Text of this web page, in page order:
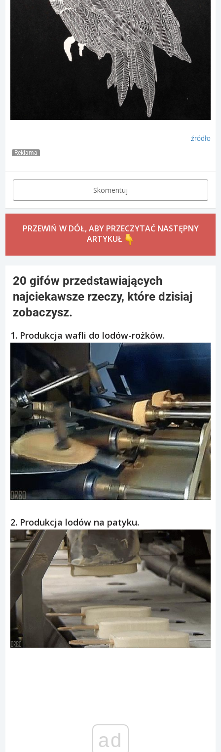
źródło
Reklama
Skomentuj
PRZEWIŃ W DÓŁ, ABY PRZECZYTAĆ NASTĘPNY
ARTYKUŁ
20 gifów przedstawiających
najciekawsze rzeczy, które dzisiaj
zobaczysz.
1. Produkcja wafli do lodów-rożków.
2. Produkcja lodów na patyku.
ad